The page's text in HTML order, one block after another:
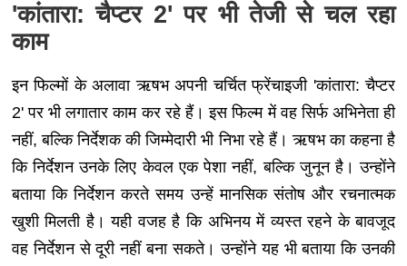
'कांतारा: चैप्टर 2' पर भी तेजी से चल रहा
काम
इन फिल्मों के अलावा ऋषभ अपनी चर्चित फ्रेंचाइजी 'कांतारा: चैप्टर
2' पर भी लगातार काम कर रहे हैं। इस फिल्म में वह सिर्फ अभिनेता ही
नहीं, बल्कि निर्देशक की जिम्मेदारी भी निभा रहे हैं। ऋषभ का कहना है
कि निर्देशन उनके लिए केवल एक पेशा नहीं, बल्कि जुनून है। उन्होंने
बताया कि निर्देशन करते समय उन्हें मानसिक संतोष और रचनात्मक
खुशी मिलती है। यही वजह है कि अभिनय में व्यस्त रहने के बावजूद
वह निर्देशन से दूरी नहीं बना सकते। उन्होंने यह भी बताया कि उनकी